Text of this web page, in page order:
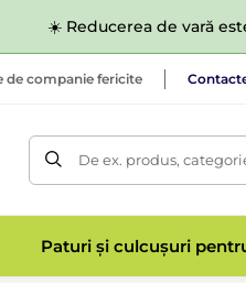
☀️ Reducerea de vară
de companie fericite
De ex. produs,
Paturi și culcușuri